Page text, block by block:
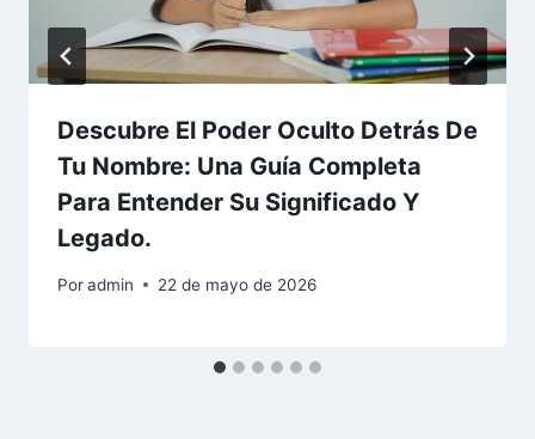
Descubre El Poder Oculto Detrás De
Tu Nombre: Una Guía Completa
Para Entender Su Significado Y
Legado.
Poradmin 22 de mayo de 2026